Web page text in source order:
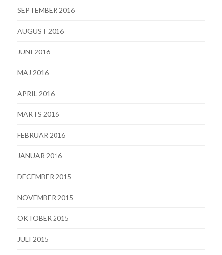
SEPTEMBER 2016
AUGUST 2016
JUNI 2016
MAJ 2016
APRIL 2016
MARTS 2016
FEBRUAR 2016
JANUAR 2016
DECEMBER 2015
NOVEMBER 2015
OKTOBER 2015
JULI 2015